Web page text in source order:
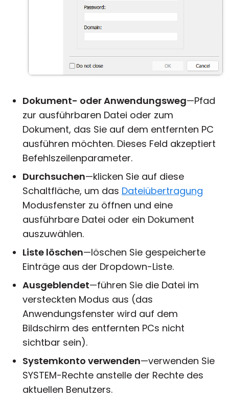
Dokument- oder Anwendungsweg—Pfad
zur ausführbaren Datei oder zum
Dokument, das Sie auf dem entfernten PC
ausführen möchten. Dieses Feld akzeptiert
Befehlszeilenparameter.
Durchsuchen—klicken Sie auf diese
Schaltfläche, um das Dateiübertragung
Modusfenster zu öffnen und eine
ausführbare Datei oder ein Dokument
auszuwählen.
Liste löschen—löschen Sie gespeicherte
Einträge aus der Dropdown-Liste.
Ausgeblendet—führen Sie die Datei im
versteckten Modus aus (das
Anwendungsfenster wird auf dem
Bildschirm des entfernten PCs nicht
sichtbar sein).
Systemkonto verwenden—verwenden Sie
SYSTEM-Rechte anstelle der Rechte des
aktuellen Benutzers.